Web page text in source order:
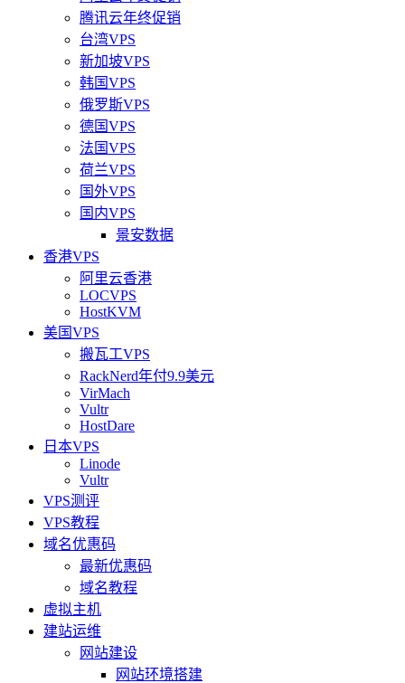
腾讯云年终促销
台湾VPS
新加坡VPS
韩国VPS
俄罗斯VPS
德国VPS
法国VPS
荷兰VPS
国外VPS
国内VPS
景安数据
香港VPS
阿里云香港
LOCVPS
HostKVM
美国VPS
搬瓦工VPS
RackNerd年付9.9美元
VirMach
Vultr
HostDare
日本VPS
Linode
Vultr
VPS测评
VPS教程
域名优惠码
最新优惠码
域名教程
虚拟主机
建站运维
网站建设
网站环境搭建